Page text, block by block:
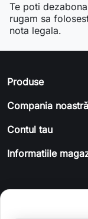
Te poti
rugam sa
nota legala.
Produse
Compania noastră
Contul tau
Informatiile